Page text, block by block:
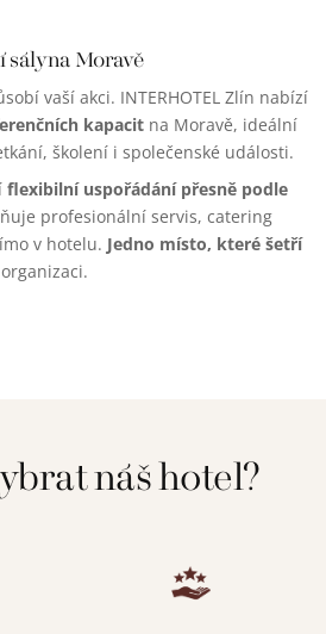
sályna Moravě
vaší akci. INTERHOTEL Zlín nabízí
kapacit na Moravě, ideální
školení i společenské události.
flexibilní uspořádání přesně podle
profesionální servis, catering
v hotelu. Jedno místo, které šetří
náš hotel?